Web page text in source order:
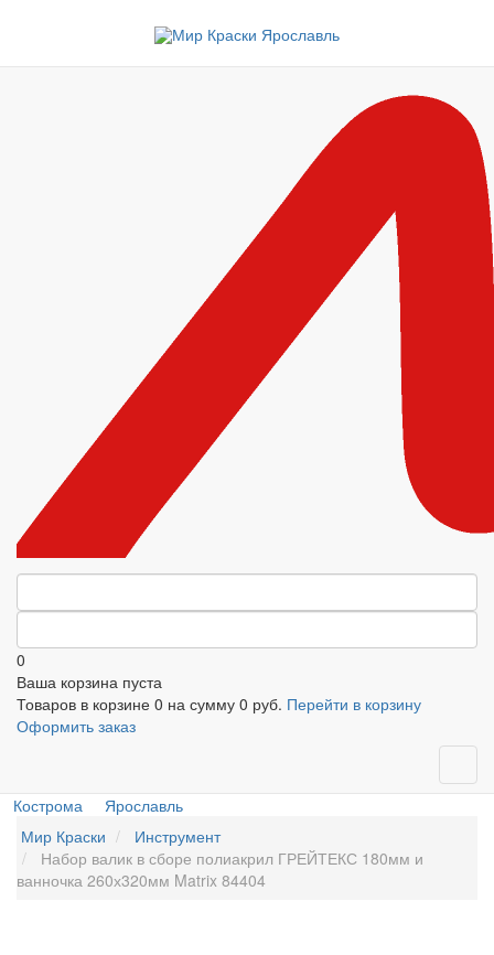
0
Ваша корзина пуста
Товаров в корзине 0 на сумму 0 руб. Перейти в корзину
Оформить заказ
Кострома
Ярославль
Мир Краски
Инструмент
Набор валик в сборе полиакрил ГРЕЙТЕКС 180мм и
ванночка 260х320мм Matrix 84404